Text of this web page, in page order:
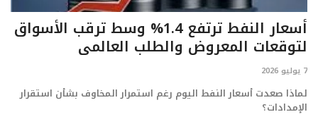
طاقة
غاز
تعدين
أسعار النفط ترتفع 1.4% وسط ترقب الأسواق
لتوقعات المعروض والطلب العالمي
7 يوليو 2026
لماذا صعدت أسعار النفط اليوم رغم استمرار المخاوف بشأن استقرار
الإمدادات؟